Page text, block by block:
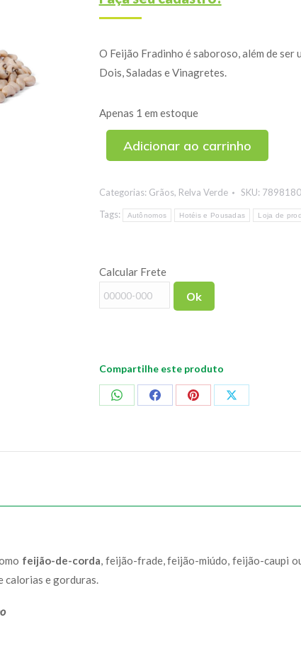
O Feijão Fradinho é saboroso, além de
Dois, Saladas e Vinagretes.
Apenas 1 em estoque
Adicionar ao carrinho
Categorias: Grãos, Relva Verde SKU:
Tags:
Autônomos Hotéis e Pousadas Loja de
Calcular Frete
Ok
Compartilhe este produto
CompartilharCompartilharCompartilharCompartilhar
feijão-de-corda, feijão-frade, feijão-miúdo, feijão-caupi
calorias e gorduras.